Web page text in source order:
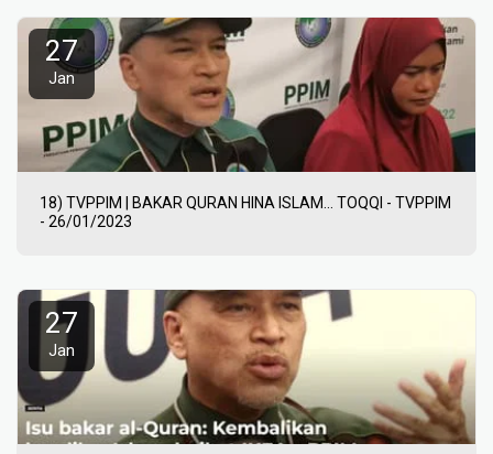
27
Jan
18) TVPPIM | BAKAR QURAN HINA ISLAM... TOQQI - TVPPIM
- 26/01/2023
27
Jan